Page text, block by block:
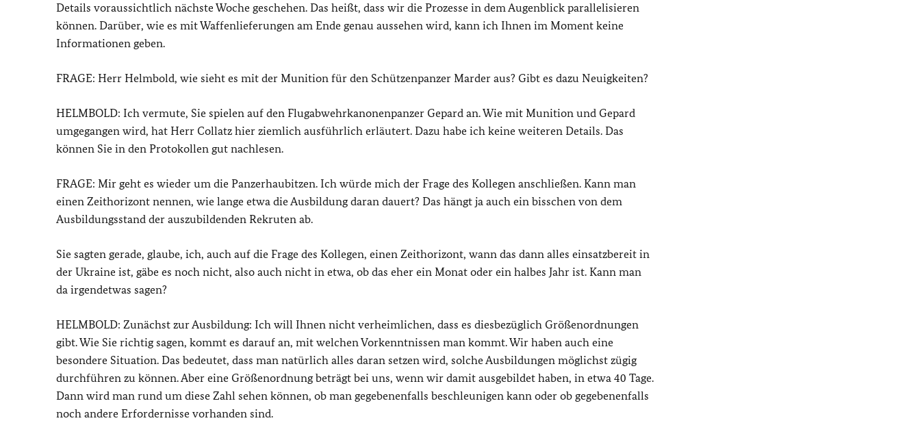
Details voraussichtlich nächste Woche geschehen. Das heißt, dass wir die Prozesse in dem Augenblick parallelisieren
können. Darüber, wie es mit Waffenlieferungen am Ende genau aussehen wird, kann ich Ihnen im Moment keine
Informationen geben.
FRAGE: Herr Helmbold, wie sieht es mit der Munition für den Schützenpanzer Marder aus? Gibt es dazu Neuigkeiten?
HELMBOLD: Ich vermute, Sie spielen auf den Flugabwehrkanonenpanzer Gepard an. Wie mit Munition und Gepard
umgegangen wird, hat Herr Collatz hier ziemlich ausführlich erläutert. Dazu habe ich keine weiteren Details. Das
können Sie in den Protokollen gut nachlesen.
FRAGE: Mir geht es wieder um die Panzerhaubitzen. Ich würde mich der Frage des Kollegen anschließen. Kann man
einen Zeithorizont nennen, wie lange etwa die Ausbildung daran dauert? Das hängt ja auch ein bisschen von dem
Ausbildungsstand der auszubildenden Rekruten ab.
Sie sagten gerade, glaube, ich, auch auf die Frage des Kollegen, einen Zeithorizont, wann das dann alles einsatzbereit in
der Ukraine ist, gäbe es noch nicht, also auch nicht in etwa, ob das eher ein Monat oder ein halbes Jahr ist. Kann man
da irgendetwas sagen?
HELMBOLD: Zunächst zur Ausbildung: Ich will Ihnen nicht verheimlichen, dass es diesbezüglich Größenordnungen
gibt. Wie Sie richtig sagen, kommt es darauf an, mit welchen Vorkenntnissen man kommt. Wir haben auch eine
besondere Situation. Das bedeutet, dass man natürlich alles daran setzen wird, solche Ausbildungen möglichst zügig
durchführen zu können. Aber eine Größenordnung beträgt bei uns, wenn wir damit ausgebildet haben, in etwa 40 Tage.
Dann wird man rund um diese Zahl sehen können, ob man gegebenenfalls beschleunigen kann oder ob gegebenenfalls
noch andere Erfordernisse vorhanden sind.